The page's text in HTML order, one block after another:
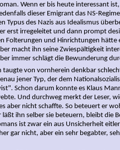
Wenn er bis heute interessant ist,
dieser Emigrant das NS-
Typus des Nazis aus Idealismus
erst irregeleitet und dann prompt
Folterungen und Hinrichtungen hätte
macht ihn seine Zwiespältigkeit
immer schlägt die Bewunderung
von vornherein denkbar
jener Typ, der dem
Schon darum konnte es Klaus
Und durchweg merkt der Leser,
aber nicht schaffte. So beteuert er
ihn selber sie beteuern, bleibt die
ist zwar ein aus Unsicherheit
gar nicht, aber ein sehr begabter,